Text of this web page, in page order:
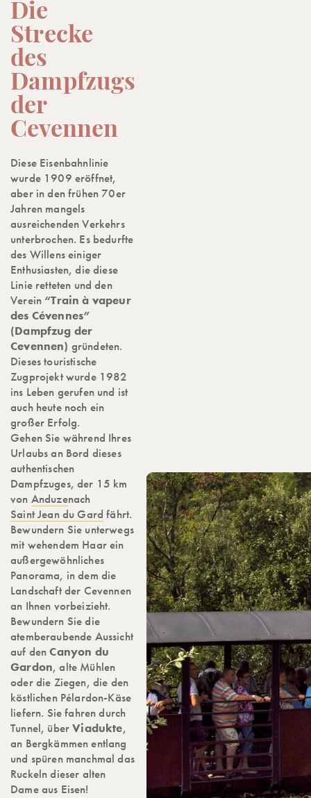
Die
Strecke
des
Dampfzugs
der
Cevennen
Diese Eisenbahnlinie
wurde 1909 eröffnet,
aber in den frühen 70er
Jahren mangels
ausreichenden Verkehrs
unterbrochen. Es bedurfte
des Willens einiger
Enthusiasten, die diese
Linie retteten und den
Verein “Train à vapeur
des Cévennes”
(Dampfzug der
Cevennen) gründeten.
Dieses touristische
Zugprojekt wurde 1982
ins Leben gerufen und ist
auch heute noch ein
großer Erfolg.
Gehen Sie während Ihres
Urlaubs an Bord dieses
authentischen
Dampfzuges, der 15 km
von Anduzenach
Saint Jean du Gard fährt.
Bewundern Sie unterwegs
mit wehendem Haar ein
außergewöhnliches
Panorama, in dem die
Landschaft der Cevennen
an Ihnen vorbeizieht.
Bewundern Sie die
atemberaubende Aussicht
auf denCanyon du
Gardon, alte Mühlen
oder die Ziegen, die den
köstlichen Pélardon-Käse
liefern. Sie fahren durch
Tunnel, überViadukte,
an Bergkämmen entlang
und spüren manchmal das
Ruckeln dieser alten
Dame aus Eisen!